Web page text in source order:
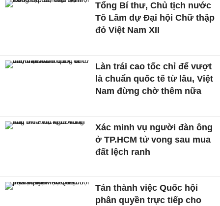
Tổng Bí thư, Chủ tịch nước
Tô Lâm dự Đại hội Chữ thập
đỏ Việt Nam XII
Làn trái cao tốc chỉ để vượt
là chuẩn quốc tế từ lâu, Việt
Nam đừng chờ thêm nữa
Xác minh vụ người đàn ông
ở TP.HCM tử vong sau mua
đất lệch ranh
Tán thành việc Quốc hội
phân quyền trực tiếp cho